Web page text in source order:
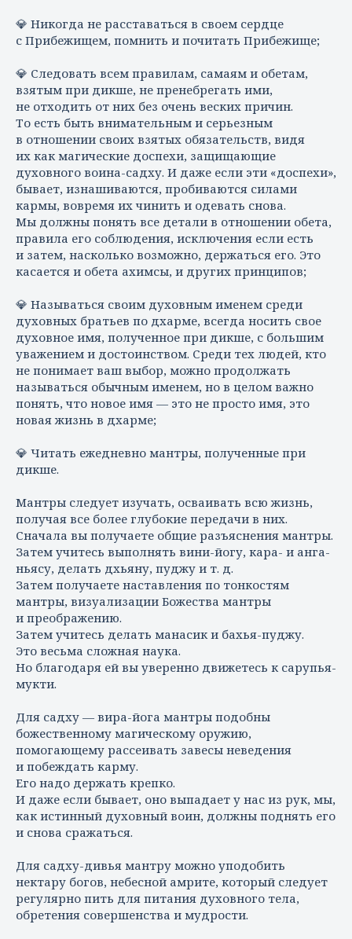
💎 Никогда не расставаться в своем сердце
с Прибежищем, помнить и почитать Прибежище;
💎 Следовать всем правилам, самаям и обетам,
взятым при дикше, не пренебрегать ими,
не отходить от них без очень веских причин.
То есть быть внимательным и серьезным
в отношении своих взятых обязательств, видя
их как магические доспехи, защищающие
духовного воина-садху. И даже если эти «доспехи»,
бывает, изнашиваются, пробиваются силами
кармы, вовремя их чинить и одевать снова.
Мы должны понять все детали в отношении обета,
правила его соблюдения, исключения если есть
и затем, насколько возможно, держаться его. Это
касается и обета ахимсы, и других принципов;
💎 Называться своим духовным именем среди
духовных братьев по дхарме, всегда носить свое
духовное имя, полученное при дикше, с большим
уважением и достоинством. Среди тех людей, кто
не понимает ваш выбор, можно продолжать
называться обычным именем, но в целом важно
понять, что новое имя — это не просто имя, это
новая жизнь в дхарме;
💎 Читать ежедневно мантры, полученные при
дикше.
Мантры следует изучать, осваивать всю жизнь,
получая все более глубокие передачи в них.
Сначала вы получаете общие разъяснения мантры.
Затем учитесь выполнять вини-йогу, кара- и анга-
ньясу, делать дхьяну, пуджу и т. д.
Затем получаете наставления по тонкостям
мантры, визуализации Божества мантры
и преображению.
Затем учитесь делать манасик и бахья-пуджу.
Это весьма сложная наука.
Но благодаря ей вы уверенно движетесь к сарупья-
мукти.
Для садху — вира-йога мантры подобны
божественному магическому оружию,
помогающему рассеивать завесы неведения
и побеждать карму.
Его надо держать крепко.
И даже если бывает, оно выпадает у нас из рук, мы,
как истинный духовный воин, должны поднять его
и снова сражаться.
Для садху-дивья мантру можно уподобить
нектару богов, небесной амрите, который следует
регулярно пить для питания духовного тела,
обретения совершенства и мудрости.